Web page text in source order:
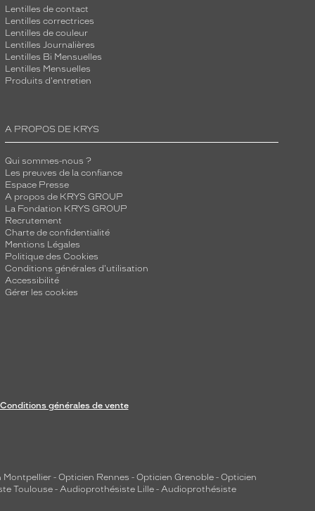
Lentilles de contact
Lentilles correctrices
Lentilles de couleur
Lentilles Journalières
Lentilles Bi Mensuelles
Lentilles Mensuelles
Produits d'entretien
A PROPOS DE KRYS
Qui sommes-nous ?
Les preuves de la confiance
Espace Presse
A propos de KRYS GROUP
La Fondation KRYS GROUP
Recrutement
Charte de confidentialité
Mentions Légales
Politique des Cookies
Conditions générales d'utilisation
Accessibilité
Gérer les cookies
Conditions générales de vente
Montpellier - Opticien Rennes - Opticien Grenoble - Opticien
Toulouse - Audioprothésiste Lille - Audioprothésiste